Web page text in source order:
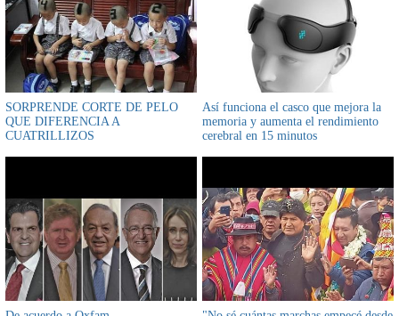
SORPRENDE CORTE DE PELO
QUE DIFERENCIA A
CUATRILLIZOS
Así funciona el casco que mejora la
memoria y aumenta el rendimiento
cerebral en 15 minutos